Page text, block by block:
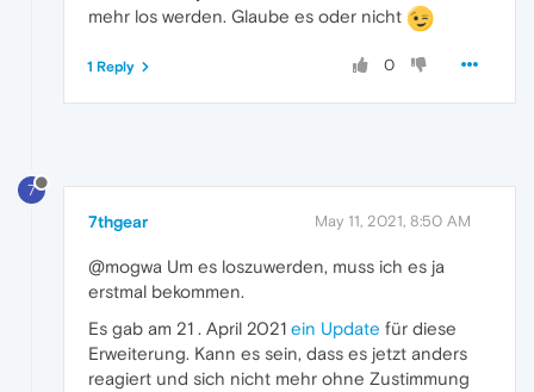
mehr los werden. Glaube es oder nicht
0
1 Reply
7
7thgear May 11, 2021, 8:50 AM
@mogwa Um es loszuwerden, muss ich es ja
erstmal bekommen.
Es gab am 21 . April 2021 ein Update für diese
Erweiterung. Kann es sein, dass es jetzt anders
reagiert und sich nicht mehr ohne Zustimmung